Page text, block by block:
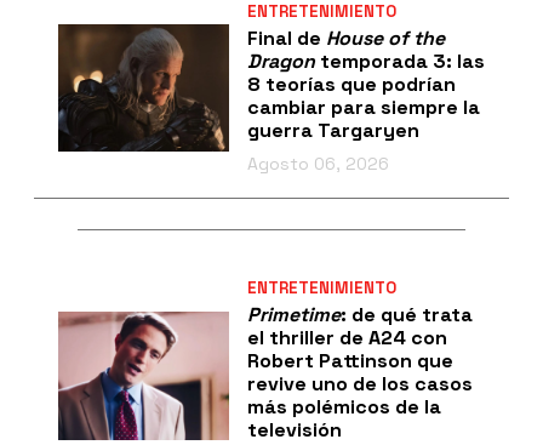
ENTRETENIMIENTO
Final de House of the
Dragontemporada 3: las
8 teorías que podrían
cambiar para siempre la
guerra Targaryen
Agosto 06, 2026
ENTRETENIMIENTO
Primetime: de qué trata
el thriller de A24 con
Robert Pattinson que
revive uno de los casos
más polémicos de la
televisión